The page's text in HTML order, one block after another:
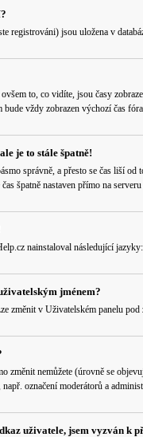
registrováni) jsou uložena v
to, co vidíte, jsou časy
vždy zobrazen výchozí čas
je to stále špatně!
správně, a přesto se čas liší
špatně nastaven přímo na
nainstaloval následující
jménem?
změnit v Uživatelském panelu
změnit nemůžete (úrovně se
označení moderátorů a
uživatele, jsem vyzván k